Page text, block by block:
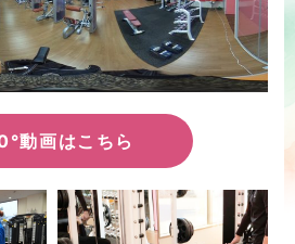
動画はこちら